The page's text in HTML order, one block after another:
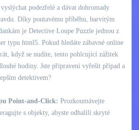
podezřelé a dávat dohromady
Díky poutavému příběhu, barvitým
je Detective Loupe Puzzle jednou z
typu html5. Pokud hledáte zábavné online
když se nudíte, tento pohlcující zážitek
hodiny. Jste připraveni vyřešit případ a
detektivem?
Point-and-Click: Prozkoumávejte
s objekty, abyste odhalili skryté